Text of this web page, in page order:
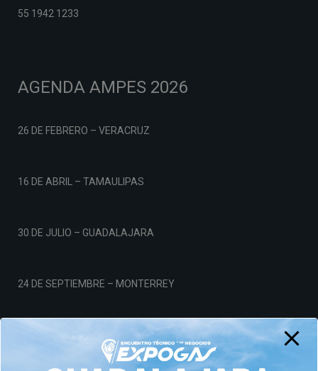
55 1942 1233
AGENDA AMPES 2026
26 DE FEBRERO – VERACRUZ
16 DE ABRIL – TAMAULIPAS
30 DE JULIO – GUADALAJARA
24 DE SEPTIEMBRE – MONTERREY